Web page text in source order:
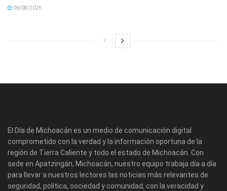
06/08/2026
El Día de Michoacán es un medio de comunicación digital
comprometido con la verdad y la información oportuna de la
región de Tierra Caliente y todo el estado de Michoacán. Con
sede en Apatzingán, Michoacán, nuestro equipo trabaja día a día
para llevar a nuestros lectores las noticias más relevantes de
seguridad, política, sociedad y comunidad, con la veracidad y